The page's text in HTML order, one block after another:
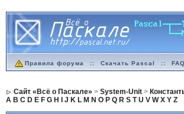
Правила форума :: Скачать Pascal :: FAQ
Сайт «Всё о Паскале» > System-Unit>
A B C D E F G H J K L M N O P Q R S T U V W X Y Z